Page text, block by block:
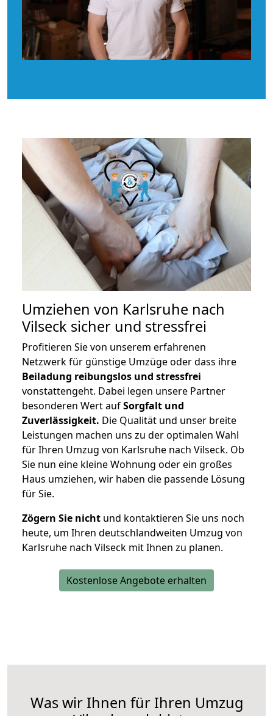
Umziehen von Karlsruhe nach
Vilseck sicher und stressfrei
Profitieren Sie von unserem erfahrenen
Netzwerk für günstige Umzüge oder dass ihre
Beiladung reibungslos und stressfrei
vonstattengeht. Dabei legen unsere Partner
besonderen Wert aufSorgfalt und
Zuverlässigkeit. Die Qualität und unser breite
Leistungen machen uns zu der optimalen Wahl
für Ihren Umzug von Karlsruhe nach Vilseck. Ob
Sie nun eine kleine Wohnung oder ein großes
Haus umziehen, wir haben die passende Lösung
für Sie.
Zögern Sie nicht und kontaktieren Sie uns noch
heute, um Ihren deutschlandweiten Umzug von
Karlsruhe nach Vilseck mit Ihnen zu planen.
Kostenlose Angebote erhalten
Was wir Ihnen für Ihren Umzug